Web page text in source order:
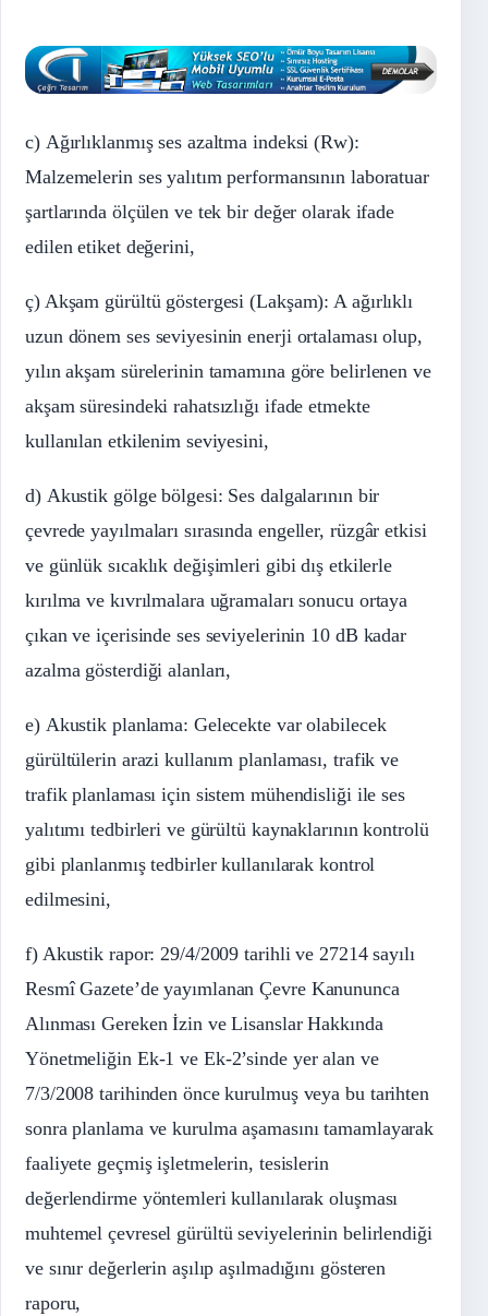
c) Ağırlıklanmış ses azaltma indeksi (Rw):
Malzemelerin ses yalıtım performansının laboratuar
şartlarında ölçülen ve tek bir değer olarak ifade
edilen etiket değerini,
ç) Akşam gürültü göstergesi (Lakşam): A ağırlıklı
uzun dönem ses seviyesinin enerji ortalaması olup,
yılın akşam sürelerinin tamamına göre belirlenen ve
akşam süresindeki rahatsızlığı ifade etmekte
kullanılan etkilenim seviyesini,
d) Akustik gölge bölgesi: Ses dalgalarının bir
çevrede yayılmaları sırasında engeller, rüzgâr etkisi
ve günlük sıcaklık değişimleri gibi dış etkilerle
kırılma ve kıvrılmalara uğramaları sonucu ortaya
çıkan ve içerisinde ses seviyelerinin 10 dB kadar
azalma gösterdiği alanları,
e) Akustik planlama: Gelecekte var olabilecek
gürültülerin arazi kullanım planlaması, trafik ve
trafik planlaması için sistem mühendisliği ile ses
yalıtımı tedbirleri ve gürültü kaynaklarının kontrolü
gibi planlanmış tedbirler kullanılarak kontrol
edilmesini,
f) Akustik rapor: 29/4/2009 tarihli ve 27214 sayılı
Resmî Gazete’de yayımlanan Çevre Kanununca
Alınması Gereken İzin ve Lisanslar Hakkında
Yönetmeliğin Ek-1 ve Ek-2’sinde yer alan ve
7/3/2008 tarihinden önce kurulmuş veya bu tarihten
sonra planlama ve kurulma aşamasını tamamlayarak
faaliyete geçmiş işletmelerin, tesislerin
değerlendirme yöntemleri kullanılarak oluşması
muhtemel çevresel gürültü seviyelerinin belirlendiği
ve sınır değerlerin aşılıp aşılmadığını gösteren
raporu,